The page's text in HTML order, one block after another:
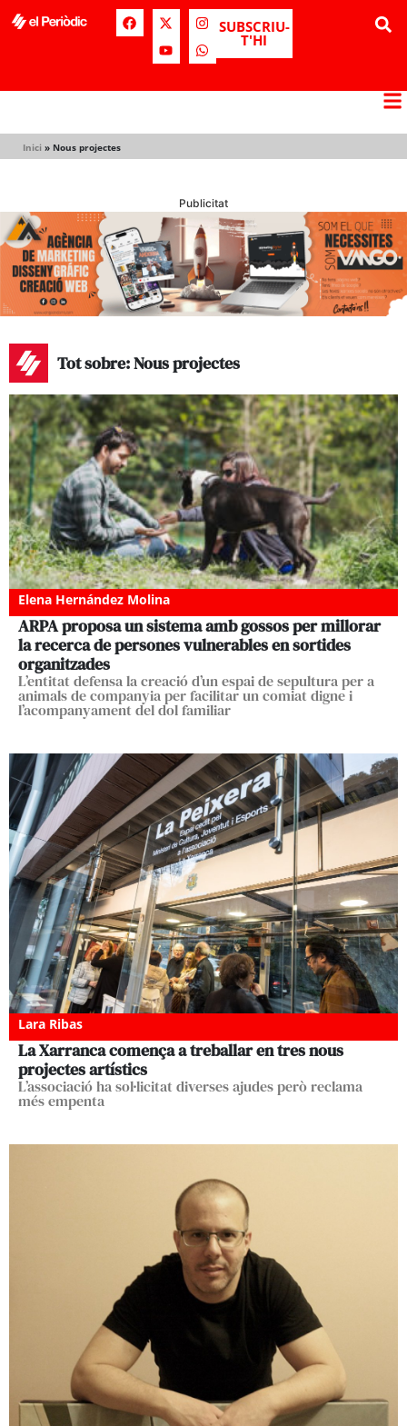
SUBSCRIU-
T'HI
Inici » Nous projectes
Publicitat
Tot sobre: Nous projectes
Elena Hernández Molina
ARPA proposa un sistema amb gossos per millorar
la recerca de persones vulnerables en sortides
organitzades
L’entitat defensa la creació d’un espai de sepultura per a
animals de companyia per facilitar un comiat digne i
l’acompanyament del dol familiar
Lara Ribas
La Xarranca comença a treballar en tres nous
projectes artístics
L’associació ha sol·licitat diverses ajudes però reclama
més empenta